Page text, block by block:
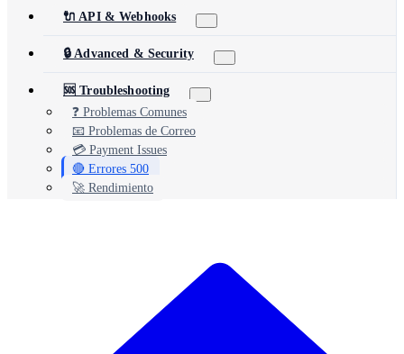
🔌 API & Webhooks
🔒 Advanced & Security
🆘 Troubleshooting
❓ Problemas Comunes
📧 Problemas de Correo
💳 Payment Issues
🔴 Errores 500
🚀 Rendimiento